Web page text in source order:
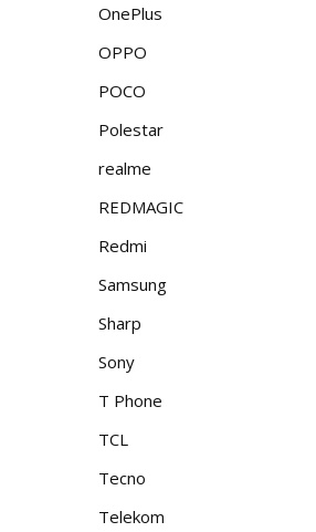
OnePlus
OPPO
POCO
Polestar
realme
REDMAGIC
Redmi
Samsung
Sharp
Sony
T Phone
TCL
Tecno
Telekom